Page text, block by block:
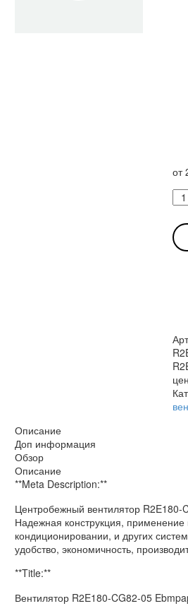
от
Описание
Доп информация
Обзор
Описание
**Meta Description:**
Центробежный вентилятор R2E180-
Надежная конструкция, применение
кондиционировании, и других
удобство, экономичность,
**Title:**
Вентилятор R2E180-CG82-05